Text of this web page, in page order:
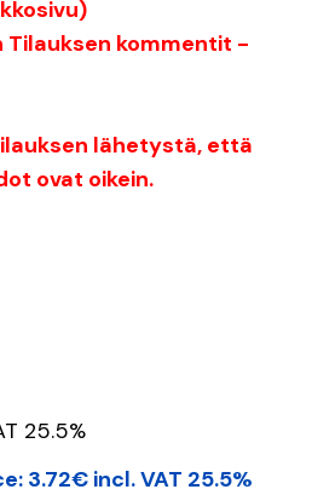
Tilauksen kommentit -
lähetystä, että
ovat oikein.
25.5%
3.72€ incl. VAT 25.5%